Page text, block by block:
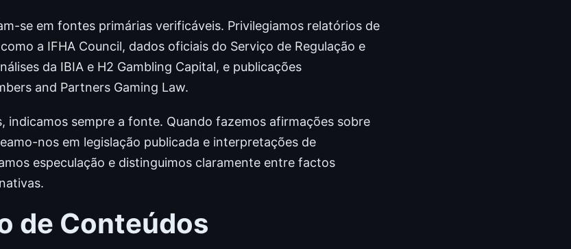
se em fontes primárias verificáveis. Privilegiamos relatórios de
a IFHA Council, dados oficiais do Serviço de Regulação e
da IBIA e H2 Gambling Capital, e publicações
and Partners Gaming Law.
indicamos sempre a fonte. Quando fazemos afirmações sobre
nos em legislação publicada e interpretações de
especulação e distinguimos claramente entre factos
de Conteúdos